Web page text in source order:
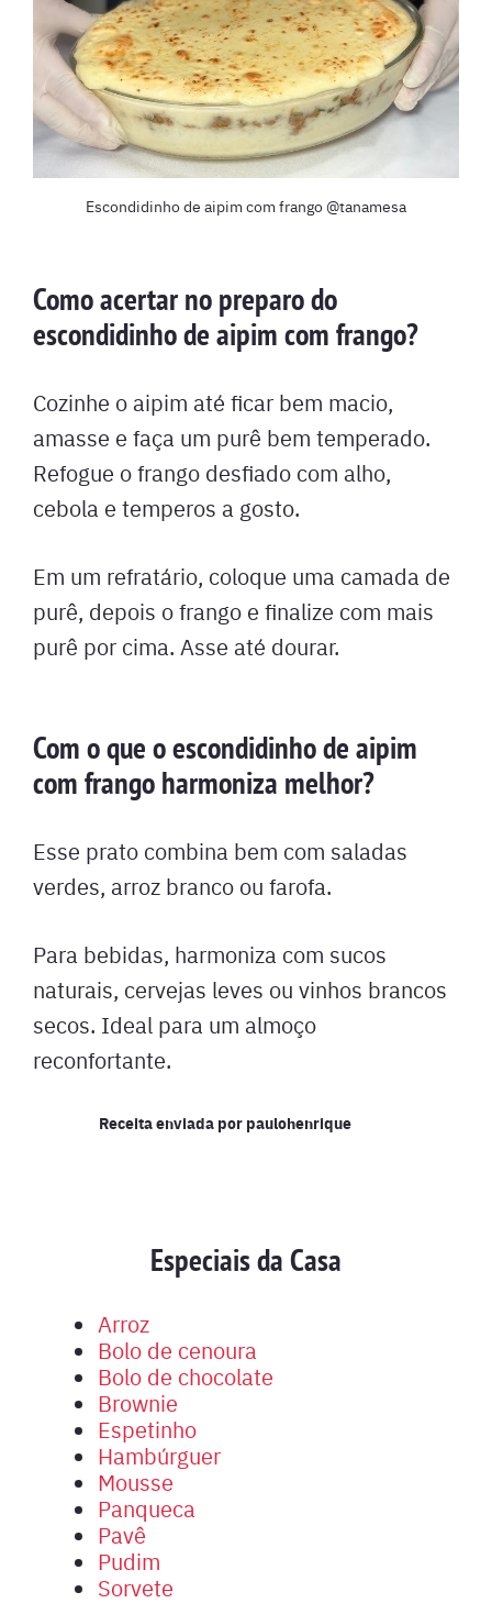
Escondidinho de aipim com frango @tanamesa
Como acertar no preparo do
escondidinho de aipim com frango?
Cozinhe o aipim até ficar bem macio,
amasse e faça um purê bem temperado.
Refogue o frango desfiado com alho,
cebola e temperos a gosto.
Em um refratário, coloque uma camada de
purê, depois o frango e finalize com mais
purê por cima. Asse até dourar.
Com o que o escondidinho de aipim
com frango harmoniza melhor?
Esse prato combina bem com saladas
verdes, arroz branco ou farofa.
Para bebidas, harmoniza com sucos
naturais, cervejas leves ou vinhos brancos
secos. Ideal para um almoço
reconfortante.
Receita enviada por paulohenrique
Especiais da Casa
Arroz
Bolo de cenoura
Bolo de chocolate
Brownie
Espetinho
Hambúrguer
Mousse
Panqueca
Pavê
Pudim
Sorvete